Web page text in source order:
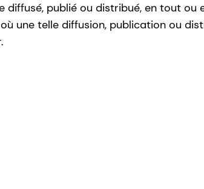
publié ou distribué, en tout ou
une telle diffusion, publication ou